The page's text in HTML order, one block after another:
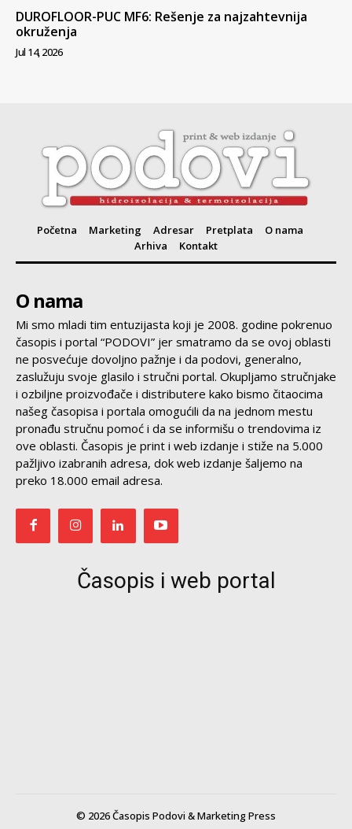
DUROFLOOR-PUC MF6: Rešenje za najzahtevnija
okruženja
Jul 14, 2026
Početna Marketing Adresar Pretplata
O nama
Arhiva
Kontakt
O nama
Mi smo mladi tim entuzijasta koji je 2008. godine pokrenuo
časopis i portal “PODOVI” jer smatramo da se ovoj oblasti
ne posvećuje dovoljno pažnje i da podovi, generalno,
zaslužuju svoje glasilo i stručni portal. Okupljamo stručnjake
i ozbiljne proizvođače i distributere kako bismo čitaocima
našeg časopisa i portala omogućili da na jednom mestu
pronađu stručnu pomoć i da se informišu o trendovima iz
ove oblasti. Časopis je print i web izdanje i stiže na 5.000
pažljivo izabranih adresa, dok web izdanje šaljemo na
preko 18.000 email adresa.
Časopis i web portal
© 2026 Časopis Podovi & Marketing Press